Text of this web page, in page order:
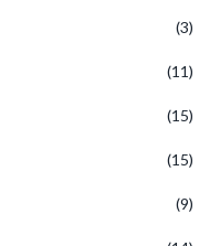
(3)
(11)
(15)
(15)
(9)